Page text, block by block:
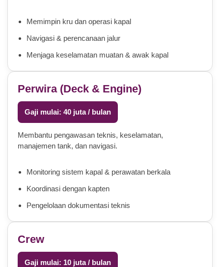
Memimpin kru dan operasi kapal
Navigasi & perencanaan jalur
Menjaga keselamatan muatan & awak kapal
Perwira (Deck & Engine)
Gaji mulai: 40 juta / bulan
Membantu pengawasan teknis, keselamatan,
manajemen tank, dan navigasi.
Monitoring sistem kapal & perawatan berkala
Koordinasi dengan kapten
Pengelolaan dokumentasi teknis
Crew
Gaji mulai: 10 juta / bulan